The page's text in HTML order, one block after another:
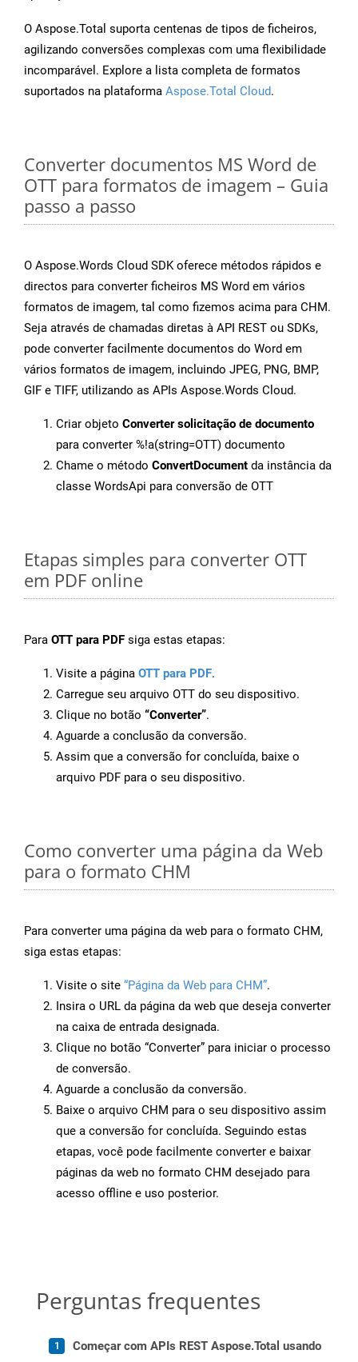
O Aspose.Total suporta centenas de tipos de ficheiros,
agilizando conversões complexas com uma flexibilidade
incomparável. Explore a lista completa de formatos
suportados na plataforma Aspose.Total Cloud.
Converter documentos MS Word de
OTT para formatos de imagem – Guia
passo a passo
O Aspose.Words Cloud SDK oferece métodos rápidos e
directos para converter ficheiros MS Word em vários
formatos de imagem, tal como fizemos acima para CHM.
Seja através de chamadas diretas à API REST ou SDKs,
pode converter facilmente documentos do Word em
vários formatos de imagem, incluindo JPEG, PNG, BMP,
GIF e TIFF, utilizando as APIs Aspose.Words Cloud.
Criar objeto Converter solicitação de documento
para converter %!a(string=OTT) documento
Chame o método ConvertDocument da instância da
classe WordsApi para conversão de OTT
Etapas simples para converter OTT
em PDF online
Para OTT para PDF siga estas etapas:
Visite a página OTT para PDF.
Carregue seu arquivo OTT do seu dispositivo.
Clique no botão “Converter”.
Aguarde a conclusão da conversão.
Assim que a conversão for concluída, baixe o
arquivo PDF para o seu dispositivo.
Como converter uma página da Web
para o formato CHM
Para converter uma página da web para o formato CHM,
siga estas etapas:
Visite o site “Página da Web para CHM”.
Insira o URL da página da web que deseja converter
na caixa de entrada designada.
Clique no botão “Converter” para iniciar o processo
de conversão.
Aguarde a conclusão da conversão.
Baixe o arquivo CHM para o seu dispositivo assim
que a conversão for concluída. Seguindo estas
etapas, você pode facilmente converter e baixar
páginas da web no formato CHM desejado para
acesso offline e uso posterior.
Perguntas frequentes
Começar com APIs REST Aspose.Total usando